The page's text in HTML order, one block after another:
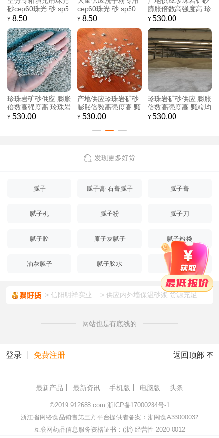
珍珠岩矿砂厂家 大量
供应免费寄样
¥ 530.00
岩矿砂厂家 膨胀倍数
高强度好
¥ 530.00
颗粒均匀珍珠岩矿砂
大量供应免费寄样
¥ 530.00
珍珠岩矿砂供应 颗粒
均匀珍珠岩矿砂 膨胀
倍数高强度好
¥ 530.00
产地供应珍珠岩矿砂
养花矿砂园艺 珍珠岩
矿砂厂家 大量供应免
¥ 530.00
珍珠岩矿砂供应 养花
矿砂园艺 珍珠岩矿砂
厂家 膨胀倍数高强度
¥ 530.00
发现更多好货
腻子 腻子膏 石膏腻子 腻子膏
腻子机 腻子粉 腻子刀
腻子胶 原子灰腻子 腻子粉袋
油灰腻子 腻子胶水 腻子膏桶
信阳明祥实业... 供应内外墙保温砂浆 货源充足厂家直供 轻质抹灰石膏砂浆厂家 工程专用粉刷石膏
网站也是有底线的
登录 免费注册 返回顶部
最新产品 最新资讯 手机版 电脑版 头条
©2019 912688.com 浙ICP备17000284号-1
浙江省网络食品销售第三方平台提供者备案：浙网食A33000032
互联网药品信息服务资格证书：(浙)-经营性-2020-0012